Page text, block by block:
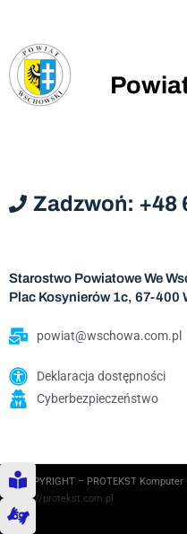
Zadzwoń: +48
Starostwo Powiatowe We
Plac Kosynierów 1c, 67-400
powiat@wschowa.com.pl
Deklaracja dostępności
Cyberbezpieczeństwo
© COPYRIGHT – PROTEKST
https://protekst.com.pl